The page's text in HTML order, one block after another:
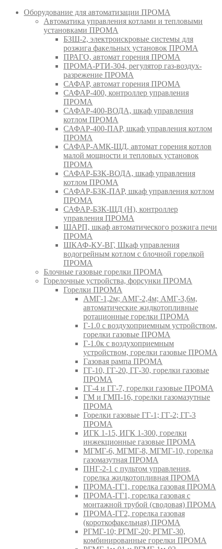
Оборудование для автоматизации ПРОМА
Автоматика управления котлами и тепловыми
установками ПРОМА
БЗШ-2, электроискровые системы для
розжига факельных установок ПРОМА
ПРАГО, автомат горения ПРОМА
ПРОМА-РТИ-304, регулятор газ-воздух-
разрежение ПРОМА
САФАР, автомат горения ПРОМА
САФАР-400, контроллер управления
ПРОМА
САФАР-400-ВОДА, шкаф управления
котлом ПРОМА
САФАР-400-ПАР, шкаф управления котлом
ПРОМА
САФАР-АМК-ЩД, автомат горения котлов
малой мощности и тепловых установок
ПРОМА
САФАР-БЗК-ВОДА, шкаф управления
котлом ПРОМА
САФАР-БЗК-ПАР, шкаф управления котлом
ПРОМА
САФАР-БЗК-ЩД (Н), контроллер
управления ПРОМА
ШАРП, шкаф автоматического розжига печи
ПРОМА
ШКАФ-КУ-ВГ, Шкаф управления
водогрейным котлом с блочной горелкой
ПРОМА
Блочные газовые горелки ПРОМА
Горелочные устройства, форсунки ПРОМА
Горелки ПРОМА
АМГ-1,2м; АМГ-2,4м; АМГ-3,6м,
автоматические жидкотопливные
ротационные горелки ПРОМА
Г-1.0 с воздухоприемным устройством,
горелки газовые ПРОМА
Г-1.0к с воздухоприемным
устройством, горелки газовые ПРОМА
Газовая рампа ПРОМА
ГГ-10, ГГ-20, ГГ-30, горелки газовые
ПРОМА
ГГ-4 и ГГ-7, горелки газовые ПРОМА
ГМ и ГМП-16, горелки газомазутные
ПРОМА
Горелки газовые ГГ-1; ГГ-2; ГГ-3
ПРОМА
ИГК 1-15, ИГК 1-300, горелки
инжекционные газовые ПРОМА
МГМГ-6, МГМГ-8, МГМГ-10, горелка
газомазутная ПРОМА
ПНГ-2-1 с пультом управления,
горелка жидкотопливная ПРОМА
ПРОМА-ГГ1, горелка газовая ПРОМА
ПРОМА-ГГ1, горелка газовая с
монтажной трубой (сводовая) ПРОМА
ПРОМА-ГГ2, горелка газовая
(короткофакельная) ПРОМА
РГМГ-10; РГМГ-20; РГМГ-30,
комбинированные горелки ПРОМА